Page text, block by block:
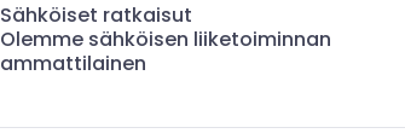
Sähköiset ratkaisut
Olemme sähköisen liiketoiminnan
ammattilainen